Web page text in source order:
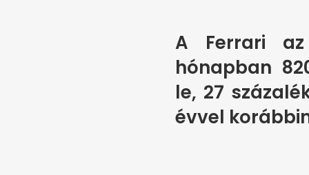
A Ferrari
hónapban
le, 27
évvel